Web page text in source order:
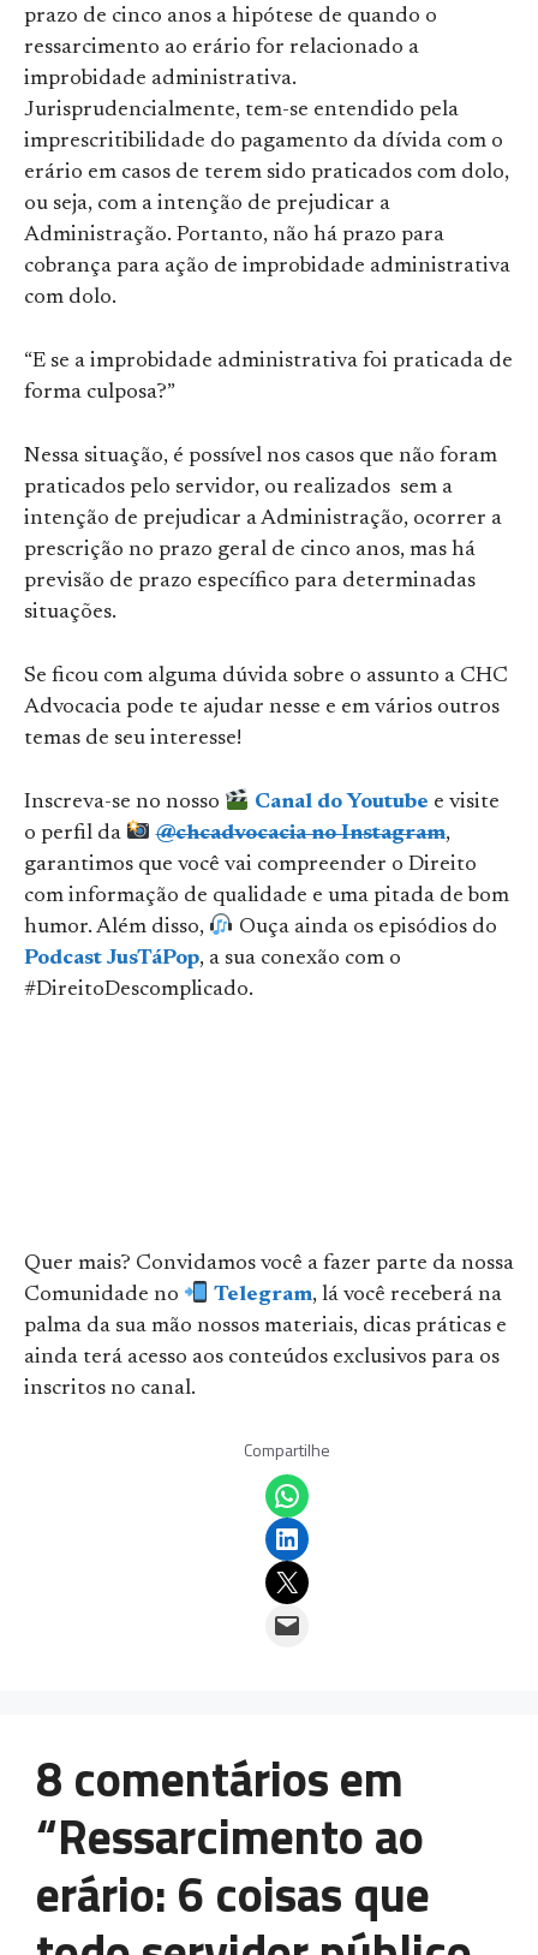
prazo de cinco anos a hipótese de quando o
ressarcimento ao erário for relacionado a
improbidade administrativa.
Jurisprudencialmente, tem-se entendido pela
imprescritibilidade do pagamento da dívida com o
erário em casos de terem sido praticados com dolo,
ou seja, com a intenção de prejudicar a
Administração. Portanto, não há prazo para
cobrança para ação de improbidade administrativa
com dolo.
“E se a improbidade administrativa foi praticada de
forma culposa?”
Nessa situação, é possível nos casos que não foram
praticados pelo servidor, ou realizados sem a
intenção de prejudicar a Administração, ocorrer a
prescrição no prazo geral de cinco anos, mas há
previsão de prazo específico para determinadas
situações.
Se ficou com alguma dúvida sobre o assunto a CHC
Advocacia pode te ajudar nesse e em vários outros
temas de seu interesse!
Inscreva-se no nosso Canal do Youtube e visite
o perfil da
@chcadvocacia no Instagram,
garantimos que você vai compreender o Direito
com informação de qualidade e uma pitada de bom
humor. Além disso,
Ouça ainda os episódios do
Podcast JusTáPop, a sua conexão com o
#DireitoDescomplicado.
Quer mais? Convidamos você a fazer parte da nossa
Comunidade no
Telegram, lá você receberá na
palma da sua mão nossos materiais, dicas práticas e
ainda terá acesso aos conteúdos exclusivos para os
inscritos no canal.
Compartilhe
Share on WhatsApp
Share on LinkedIn
Email this Page
Email this Page
8 comentários em
“Ressarcimento ao
erário: 6 coisas que